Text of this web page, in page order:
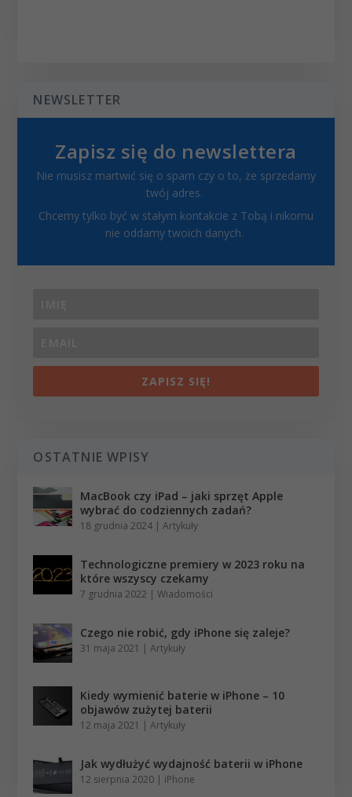
NEWSLETTER
Zapisz się do newslettera
Nie musisz martwić się o spam czy o to, że sprzedamy
twój adres.
Chcemy tylko być w stałym kontakcie z Tobą i nikomu
nie oddamy twoich danych.
ZAPISZ SIĘ!
OSTATNIE WPISY
MacBook czy iPad – jaki sprzęt Apple
wybrać do codziennych zadań?
18 grudnia 2024 |Artykuły
Technologiczne premiery w 2023 roku na
które wszyscy czekamy
7 grudnia 2022 |Wiadomości
Czego nie robić, gdy iPhone się zaleje?
31 maja 2021 |Artykuły
Kiedy wymienić baterie w iPhone – 10
objawów zużytej baterii
12 maja 2021 |Artykuły
Jak wydłużyć wydajność baterii w iPhone
12 sierpnia 2020 | iPhone